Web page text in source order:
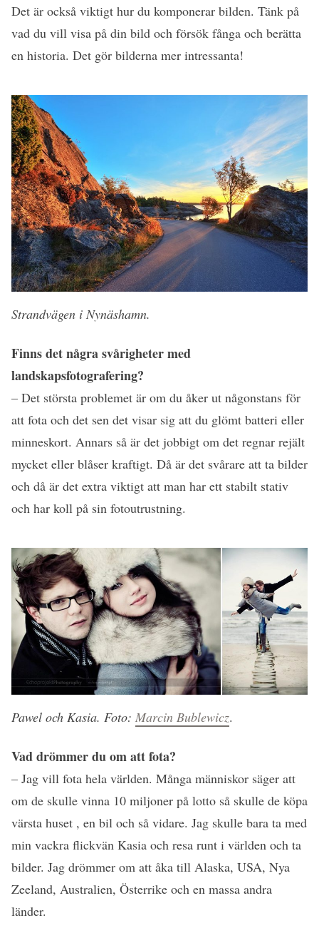
Det är också viktigt hur du komponerar bilden. Tänk på
vad du vill visa på din bild och försök fånga och berätta
en historia. Det gör bilderna mer intressanta!
Strandvägen i Nynäshamn.
Finns det några svårigheter med
landskapsfotografering?
– Det största problemet är om du åker ut någonstans för
att fota och det sen det visar sig att du glömt batteri eller
minneskort. Annars så är det jobbigt om det regnar rejält
mycket eller blåser kraftigt. Då är det svårare att ta bilder
och då är det extra viktigt att man har ett stabilt stativ
och har koll på sin fotoutrustning.
Pawel och Kasia. Foto: Marcin Bublewicz.
Vad drömmer du om att fota?
– Jag vill fota hela världen. Många människor säger att
om de skulle vinna 10 miljoner på lotto så skulle de köpa
värsta huset , en bil och så vidare. Jag skulle bara ta med
min vackra flickvän Kasia och resa runt i världen och ta
bilder. Jag drömmer om att åka till Alaska, USA, Nya
Zeeland, Australien, Österrike och en massa andra
länder.